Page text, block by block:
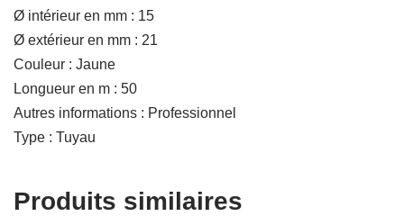
Ø intérieur en mm : 15
Ø extérieur en mm : 21
Couleur : Jaune
Longueur en m : 50
Autres informations : Professionnel
Type : Tuyau
Produits similaires